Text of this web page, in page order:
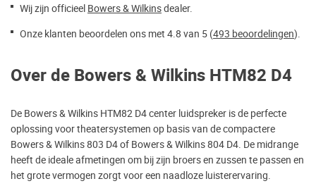
Wij zijn officieel Bowers & Wilkinsdealer.
Onze klanten beoordelen ons met 4.8 van 5 (493 beoordelingen).
Over de Bowers & Wilkins HTM82 D4
De Bowers & Wilkins HTM82 D4 center luidspreker is de perfecte
oplossing voor theatersystemen op basis van de compactere
Bowers & Wilkins 803 D4 of Bowers & Wilkins 804 D4. De midrange
heeft de ideale afmetingen om bij zijn broers en zussen te passen en
het grote vermogen zorgt voor een naadloze luisterervaring.